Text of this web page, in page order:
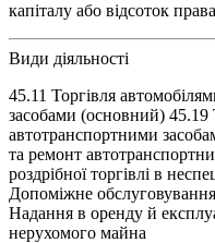
капіталу або відсоток
Види діяльності
45.11 Торгівля
засобами (основний) 45.19
автотранспортними
та ремонт
роздрібної торгівлі в
Допоміжне
Надання в оренду й
нерухомого майна